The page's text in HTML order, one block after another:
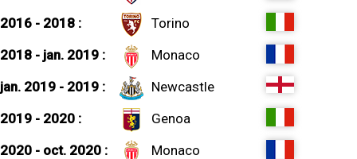
2016 - 2018 :
Torino
2018 - jan. 2019 :
Monaco
jan. 2019 - 2019 :
Newcastle
2019 - 2020 :
Genoa
2020 - oct. 2020 :
Monaco